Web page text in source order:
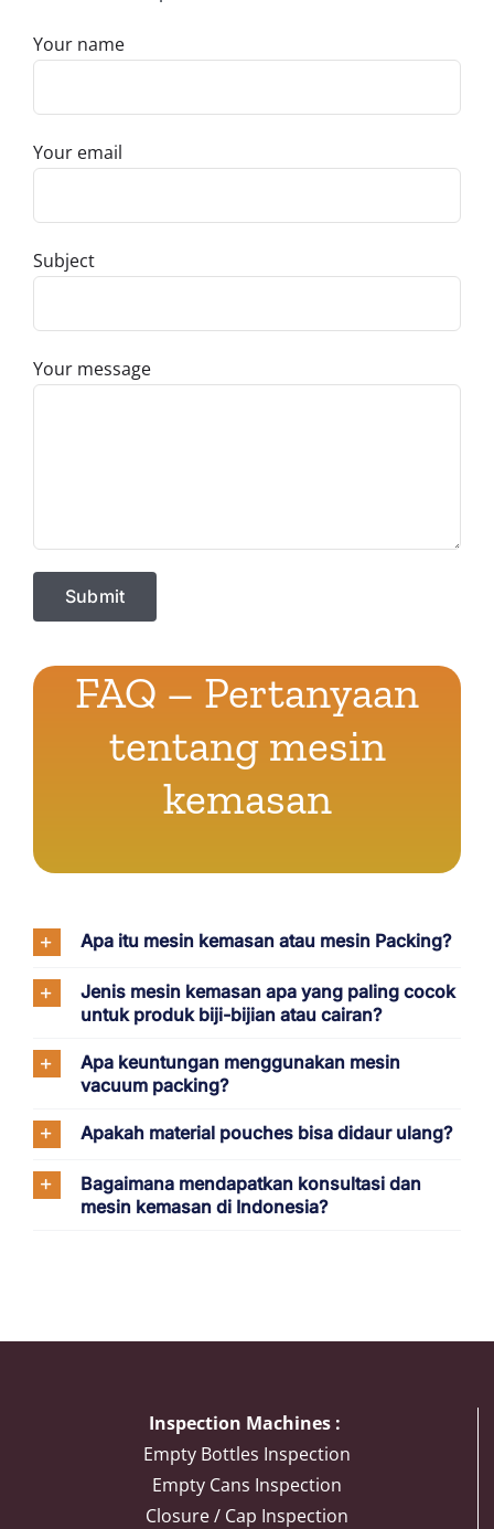
Your name
Your email
Subject
Your message
FAQ – Pertanyaan
tentang mesin
kemasan
Apa itu mesin kemasan atau mesin Packing?
Jenis mesin kemasan apa yang paling cocok
untuk produk biji-bijian atau cairan?
Apa keuntungan menggunakan mesin
vacuum packing?
Apakah material pouches bisa didaur ulang?
Bagaimana mendapatkan konsultasi dan
mesin kemasan di Indonesia?
Inspection Machines :
Empty Bottles Inspection
Empty Cans Inspection
Closure / Cap Inspection